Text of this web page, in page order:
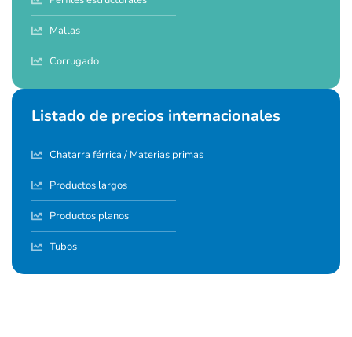
Mallas
Corrugado
Listado de precios internacionales
Chatarra férrica / Materias primas
Productos largos
Productos planos
Tubos